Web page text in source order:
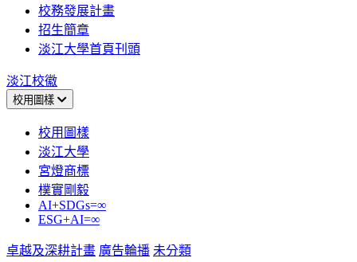
校務發展計畫
招生簡章
淡江大學首頁刊頭
淡江校徽
校用圖樣
校用圖樣
淡江大學
宮燈商標
樸實剛毅
AI+SDGs=∞
ESG+AI=∞
卓越及深耕計畫 廣告輪播 未分類